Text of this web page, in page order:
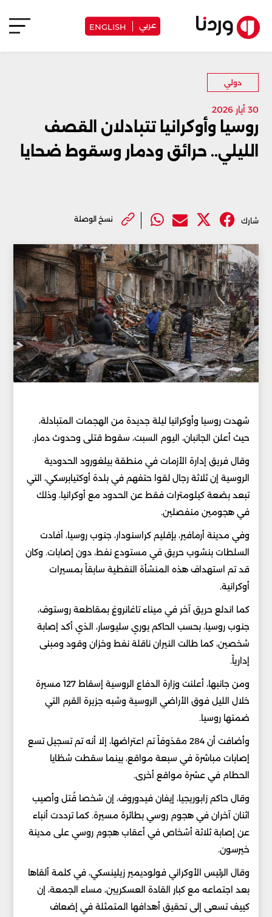
عربي ENGLISH
دولي
30 أيار 2026
روسيا وأوكرانيا تتبادلان القصف
الليلي.. حرائق ودمار وسقوط ضحايا
شارك نسخ الوصلة
شهدت روسيا وأوكرانيا ليلة جديدة من الهجمات المتبادلة،
حيث أعلن الجانبان، اليوم السبت، سقوط قتلى وحدوث دمار.
وقال فريق إدارة الأزمات في منطقة بيلغورود الحدودية
الروسية إن ثلاثة رجال لقوا حتفهم في بلدة أوكتيابرسكي، التي
تبعد بضعة كيلومترات فقط عن الحدود مع أوكرانيا، وذلك
في هجومين منفصلين.
وفي مدينة أرمافير، بإقليم كراسنودار، جنوب روسيا، أفادت
السلطات بنشوب حريق في مستودع نفط، دون إصابات. وكان
قد تم استهداف هذه المنشأة النفطية سابقاً بمسيرات
أوكرانية.
كما اندلع حريق آخر في ميناء تاغانروغ بمقاطعة روستوف،
جنوب روسيا، بحسب الحاكم يوري سليوسار، الذي أكد إصابة
شخصين، كما طالت النيران ناقلة نفط وخزان وقود ومبنى
إدارياً.
ومن جانبها، أعلنت وزارة الدفاع الروسية إسقاط 127 مسيرة
خلال الليل فوق الأراضي الروسية وشبه جزيرة القرم التي
ضمتها روسيا.
وأضافت أن 284 مقذوفاً تم اعتراضها، إلا أنه تم تسجيل تسع
إصابات مباشرة في سبعة مواقع، بينما سقطت شظايا
الحطام في عشرة مواقع أخرى.
وقال حاكم زابوريجيا، إيفان فيدوروف، إن شخصا قُتل وأصيب
اثنان آخران في هجوم روسي بطائرة مسيرة. كما ترددت أنباء
عن إصابة ثلاثة أشخاص في أعقاب هجوم روسي على مدينة
خيرسون.
وقال الرئيس الأوكراني فولوديمير زيلينسكي، في كلمة ألقاها
بعد اجتماعه مع كبار القادة العسكريين، مساء الجمعة، إن
كييف تسعى إلى تحقيق أهدافها المتمثلة في إضعاف